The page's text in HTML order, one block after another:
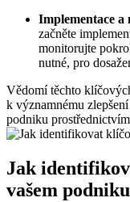
Implementace
začněte
monitorujte
nutné, pro
Vědomí těchto
k významnému
podniku
Jak
vašem podniku